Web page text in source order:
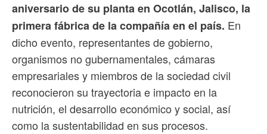
aniversario de su planta en Ocotlán, Jalisco, la
primera fábrica de la compañía en el país. En
dicho evento, representantes de gobierno,
organismos no gubernamentales, cámaras
empresariales y miembros de la sociedad civil
reconocieron su trayectoria e impacto en la
nutrición, el desarrollo económico y social, así
como la sustentabilidad en sus procesos.